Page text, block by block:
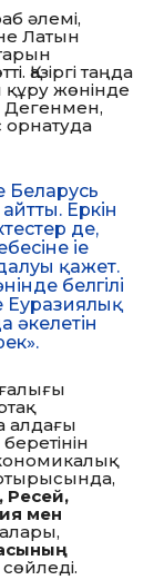
әлемі,
Латын
Қазіргі таңда
құру жөнінде
Дегенмен,
орнатуда
Беларусь
Еркін
де,
іе
қажет.
белгілі
Еуразиялық
әкелетін
алдағы
Ресей,
мен